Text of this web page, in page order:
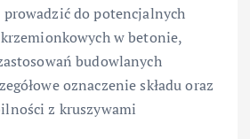
do potencjalnych
w betonie,
budowlanych
oznaczenie składu oraz
z kruszywami